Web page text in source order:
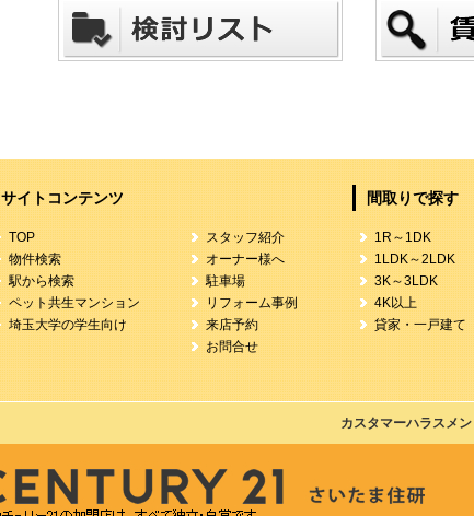
サイトコンテンツ
TOP
物件検索
駅から検索
ペット共生マンション
埼玉大学の学生向け
スタッフ紹介
オーナー様へ
駐車場
リフォーム事例
来店予約
お問合せ
間取りで探す
1R～1DK
1LDK～2LDK
3K～3LDK
4K以上
貸家・一戸建て
カスタマーハラスメ